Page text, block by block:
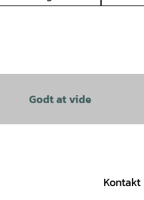
Godt at vide
Kontakt